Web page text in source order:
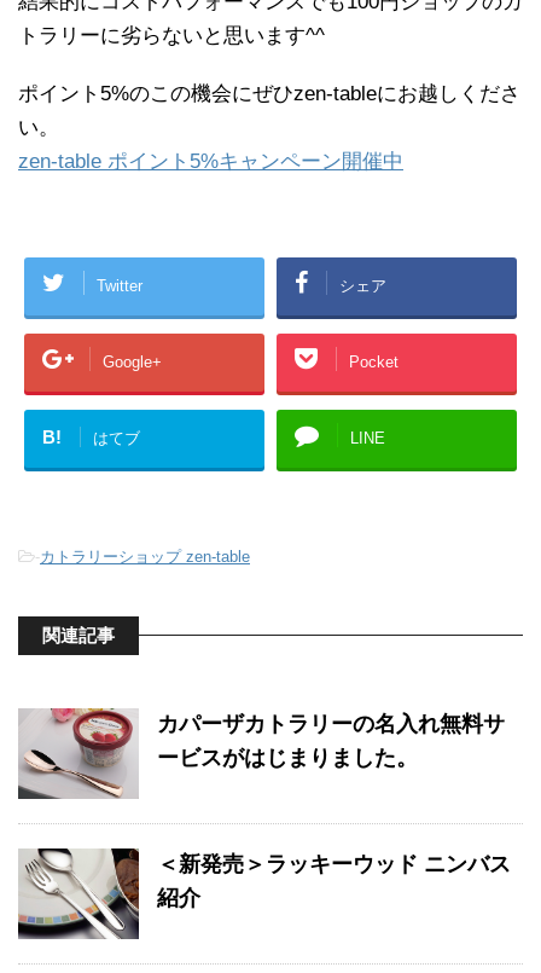
トラリーに劣らないと思います^^
ポイント5%のこの機会にぜひzen-tableにお越しくださ
い。
zen-table ポイント5%キャンペーン開催中
Twitter シェア
Google+ Pocket
B! はてブ LINE
-カトラリーショップ zen-table
関連記事
カパーザカトラリーの名入れ無料サ
ービスがはじまりました。
＜新発売＞ラッキーウッド ニンバス
紹介